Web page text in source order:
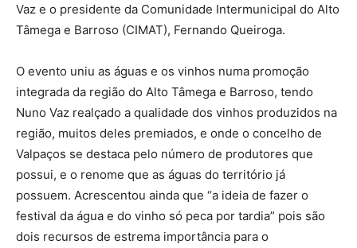
Vaz e o presidente da Comunidade Intermunicipal do Alto
Tâmega e Barroso (CIMAT), Fernando Queiroga.
O evento uniu as águas e os vinhos numa promoção
integrada da região do Alto Tâmega e Barroso, tendo
Nuno Vaz realçado a qualidade dos vinhos produzidos na
região, muitos deles premiados, e onde o concelho de
Valpaços se destaca pelo número de produtores que
possui, e o renome que as águas do território já
possuem. Acrescentou ainda que “a ideia de fazer o
festival da água e do vinho só peca por tardia” pois são
dois recursos de estrema importância para o